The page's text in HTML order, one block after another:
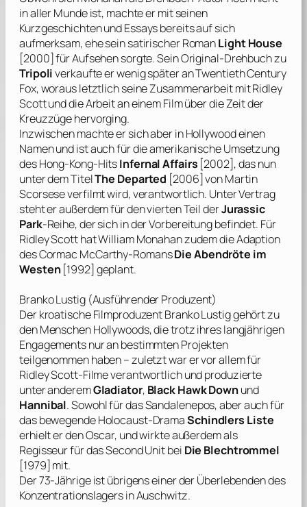
in aller Munde ist, machte er mit seinen
Kurzgeschichten und Essays bereits auf sich
aufmerksam, ehe sein satirischer RomanLight House
[2000] für Aufsehen sorgte. Sein Original-Drehbuch zu
Tripoliverkaufte er wenig später anTwentieth Century
Fox, woraus letztlich seine Zusammenarbeit mitRidley
Scottund die Arbeit an einem Film über die Zeit der
Kreuzzüge hervorging.
Inzwischen machte er sich aber in Hollywood einen
Namen und ist auch für die amerikanische Umsetzung
des Hong-Kong-HitsInfernal Affairs [2002], das nun
unter dem TitelThe Departed [2006] vonMartin
Scorseseverfilmt wird, verantwortlich. Unter Vertrag
steht er außerdem für den vierten Teil derJurassic
Park-Reihe, der sich in der Vorbereitung befindet. Für
Ridley ScotthatWilliam Monahanzudem die Adaption
desCormac McCarthy-RomansDie Abendröte im
Westen[1992] geplant.
Branko Lustig(Ausführender Produzent)
Der kroatische FilmproduzentBranko Lustiggehört zu
den Menschen Hollywoods, die trotz ihres langjährigen
Engagements nur an bestimmten Projekten
teilgenommen haben – zuletzt war er vor allem für
Ridley Scott-Filme verantwortlich und produzierte
unter anderemGladiator, Black Hawk Downund
Hannibal. Sowohl für das Sandalenepos, aber auch für
das bewegende Holocaust-DramaSchindlers Liste
erhielt er den Oscar, und wirkte außerdem als
Regisseur für das Second Unit bei Die Blechtrommel
[1979] mit.
Der 73-Jährige ist übrigens einer der Überlebenden des
Konzentrationslagers in Auschwitz.